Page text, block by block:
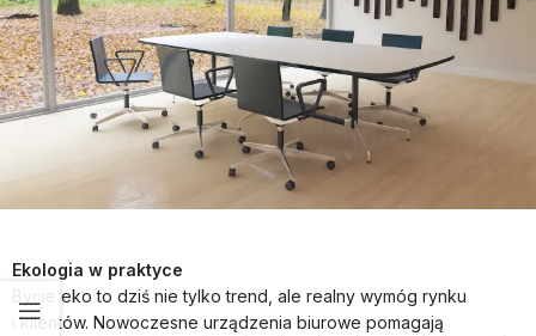
Ekologia w praktyce
Bycie eko to dziś nie tylko trend, ale realny wymóg rynku
i klientów. Nowoczesne urządzenia biurowe pomagają